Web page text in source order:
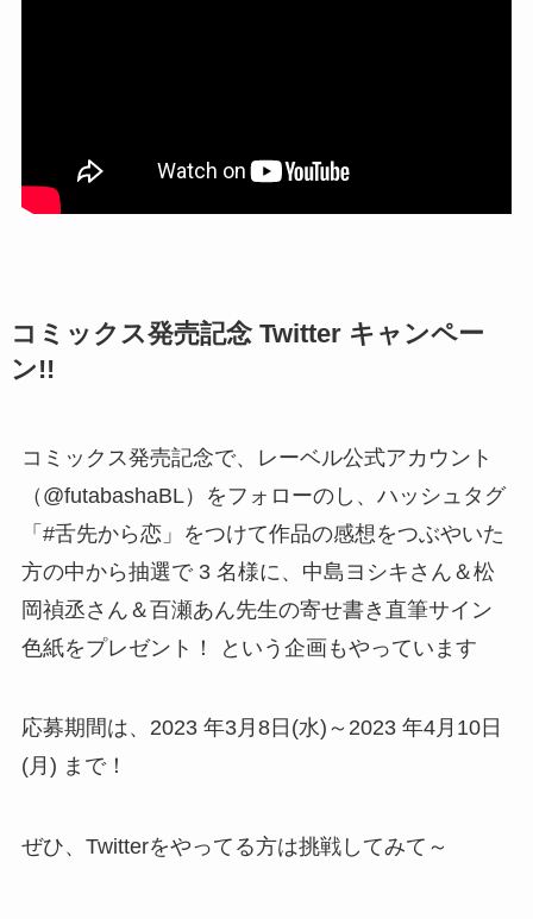
コミックス発売記念 Twitter キャンペー
ン!!
コミックス発売記念で、レーベル公式アカウント
（@futabashaBL）をフォローのし、ハッシュタグ
「#舌先から恋」をつけて作品の感想をつぶやいた
方の中から抽選で 3 名様に、中島ヨシキさん＆松
岡禎丞さん＆百瀬あん先生の寄せ書き直筆サイン
色紙をプレゼント！ という企画もやっています
応募期間は、2023 年3月8日(水)～2023 年4月10日
(月) まで！
ぜひ、Twitterをやってる方は挑戦してみて～